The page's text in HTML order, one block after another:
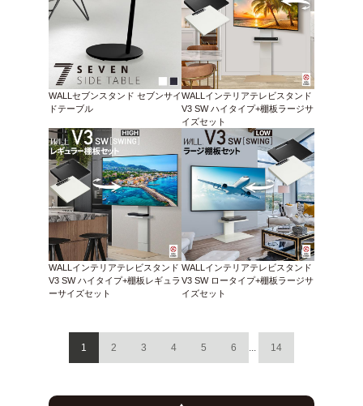
WALLセブンスタンド セブンサイ
ドテーブル
WALLインテリアテレビスタンド
V3 SW ハイタイプ+棚板ラージサ
イズセット
WALLインテリアテレビスタンド
V3 SW ハイタイプ+棚板レギュラ
ーサイズセット
WALLインテリアテレビスタンド
V3 SW ロータイプ+棚板ラージサ
イズセット
1 2 3 4 5 6 ... 14